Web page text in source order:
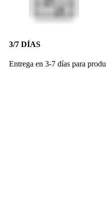
3/7 DÍAS
Entrega en 3-7 días para